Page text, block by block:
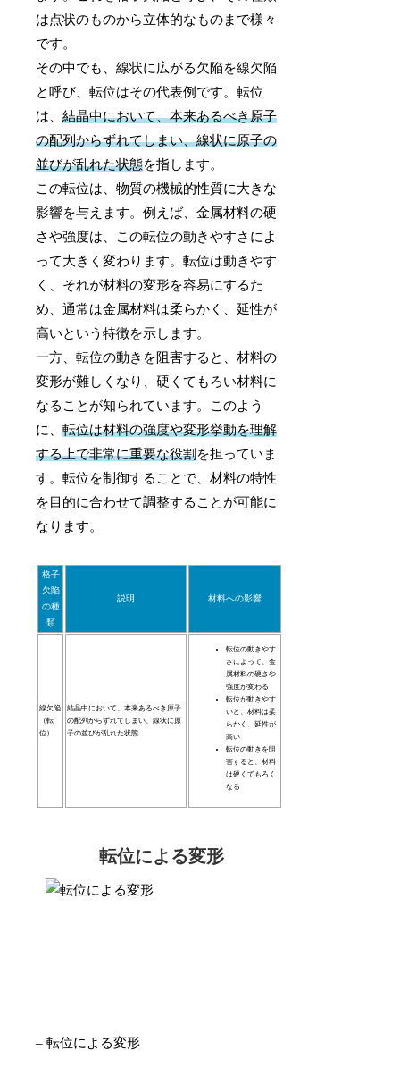
は点状のものから立体的なものまで様々
です。
その中でも、線状に広がる欠陥を線欠陥
と呼び、転位はその代表例です。転位
は、結晶中において、本来あるべき原子
の配列からずれてしまい、線状に原子の
並びが乱れた状態を指します。
この転位は、物質の機械的性質に大きな
影響を与えます。例えば、金属材料の硬
さや強度は、この転位の動きやすさによ
って大きく変わります。転位は動きやす
く、それが材料の変形を容易にするた
め、通常は金属材料は柔らかく、延性が
高いという特徴を示します。
一方、転位の動きを阻害すると、材料の
変形が難しくなり、硬くてもろい材料に
なることが知られています。このよう
に、転位は材料の強度や変形挙動を理解
する上で非常に重要な役割を担っていま
す。転位を制御することで、材料の特性
を目的に合わせて調整することが可能に
なります。
格子
欠陥
の種
類
説明 材料への影響
線欠陥
（転
位）
結晶中において、本来あるべき原子
の配列からずれてしまい、線状に原
子の並びが乱れた状態
転位の動きやす
さによって、金
属材料の硬さや
強度が変わる
転位が動きやす
いと、材料は柔
らかく、延性が
高い
転位の動きを阻
害すると、材料
は硬くてもろく
なる
転位による変形
– 転位による変形